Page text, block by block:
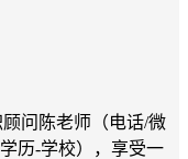
问陈老师（电话/微
历-学校），享受一